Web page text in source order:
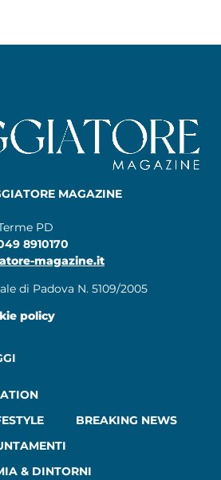
MAGAZINE
PD
8910170
magazine.it
di Padova N. 5109/2005
policy
BREAKING NEWS
& DINTORNI